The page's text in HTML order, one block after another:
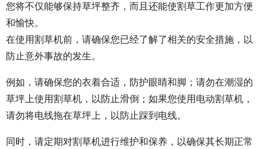
您将不仅能够保持草坪整齐，而且还能使割草工作更加方便
和愉快。
在使用割草机前，请确保您已经了解了相关的安全措施，以
防止意外事故的发生。
例如，请确保您的衣着合适，防护眼睛和脚；请勿在潮湿的
草坪上使用割草机，以防止滑倒；如果您使用电动割草机，
请勿将电线拖在草坪上，以防止踩到电线。
同时，请定期对割草机进行维护和保养，以确保其长期正常